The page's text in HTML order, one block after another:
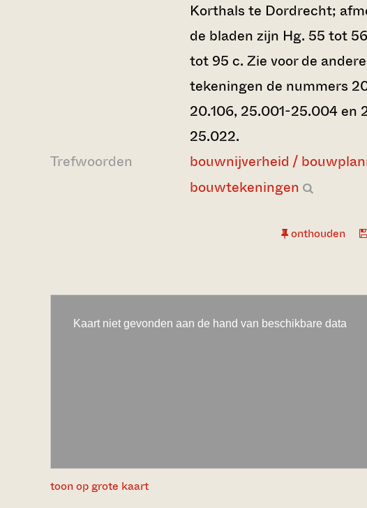
Korthals te Dordrecht;
de bladen zijn Hg. 55 tot
tot 95 c. Zie voor de andere
tekeningen de nummers
20.106, 25.001-25.004 en
25.022.
Trefwoorden
bouwnijverheid /
bouwtekeningen
onthouden
toon op grote kaart